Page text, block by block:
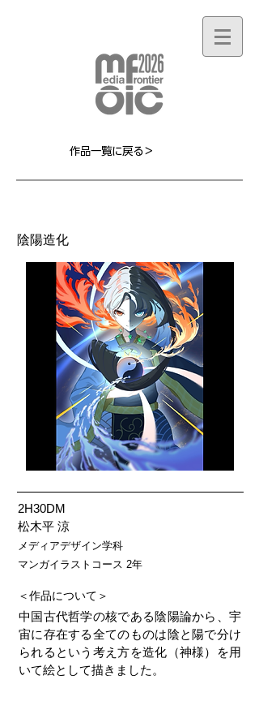
作品一覧に戻る＞
陰陽造化
2H30DM
松木平 涼
メディアデザイン学科
マンガイラストコース 2年
＜作品について＞
中国古代哲学の核である陰陽論から、宇
宙に存在する全てのものは陰と陽で分け
られるという考え方を造化（神様）を用
いて絵として描きました。